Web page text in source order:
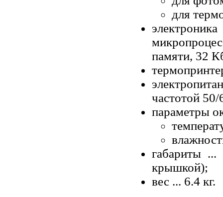
для
памяти, 32
частотой
параметры
габариты
крышкой);
вес ... 6.4 кг.